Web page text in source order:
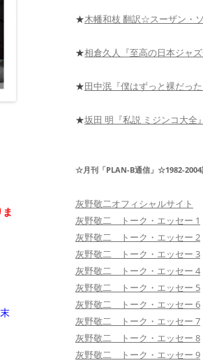
★木幡和枝 翻訳☆スーザン・
★相倉久人『至高の日本ジャズ
★田中泯『僕はずっと裸だった
★坂田 明『私説 ミジンコ大全』
☆月刊「PLAN-B通信」☆1982-
灰野敬二オフィシャルサイト
灰野敬二 トーク・エッセー 1
灰野敬二 トーク・エッセー 2
灰野敬二 トーク・エッセー 3
灰野敬二 トーク・エッセー 4
灰野敬二 トーク・エッセー 5
灰野敬二 トーク・エッセー 6
灰野敬二 トーク・エッセー 7
灰野敬二 トーク・エッセー 8
灰野敬二 トーク・エッセー 9